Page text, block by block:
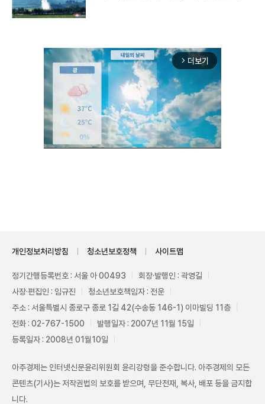
arrow_forward_ios 더보기
개인정보처리방침 청소년보호정책 사이트맵
정기간행등록번호 : 서울 아 00493
회장·발행인 : 곽영길
사장·편집인 : 임규진
청소년보호책임자 : 전운
주소 : 서울특별시 종로구 종로 1길 42(수송동 146-1) 이마빌딩 11층
전화 : 02-767-1500
발행일자 : 2007년 11월 15일
등록일자 : 2008년 01월10일
아주경제는 인터넷신문윤리위원회 윤리강령을 준수합니다. 아주경제의 모든
콘텐츠(기사)는 저작권법의 보호를 받으며, 무단전재, 복사, 배포 등을 금지합
니다.